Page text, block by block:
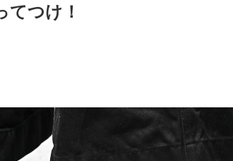
てつけ！